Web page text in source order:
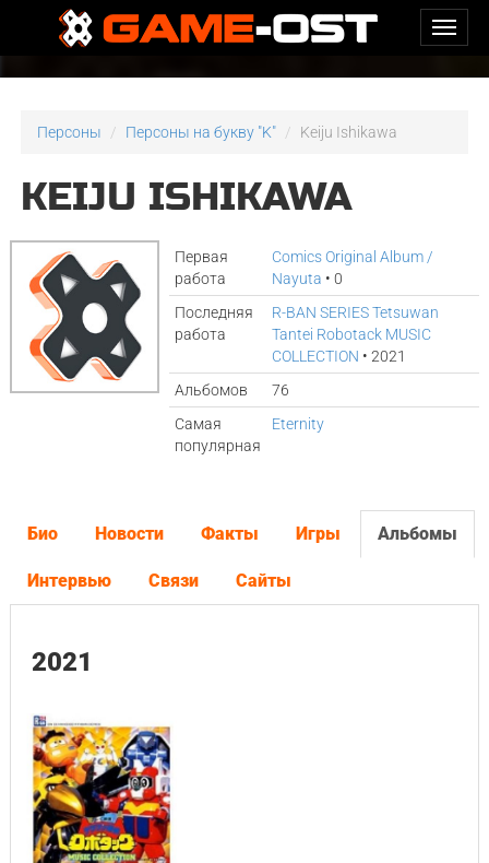
Персоны Персоны на букву "K" Keiju Ishikawa
KEIJU ISHIKAWA
Первая
работа
Comics Original Album /
Nayuta • 0
Последняя
работа
R-BAN SERIES Tetsuwan
Tantei Robotack MUSIC
COLLECTION • 2021
Альбомов
76
Самая
популярная
Eternity
Био Новости Факты Игры Альбомы
Интервью Связи Сайты
2021